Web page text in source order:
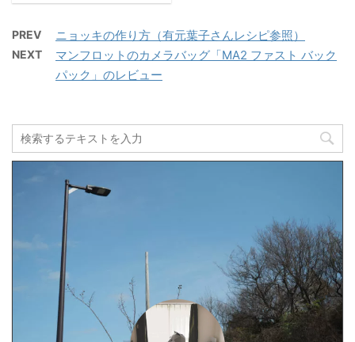
ドックスに醤油でもいい
けれど、なにかもっとい
い食べ方はないだろう
のまりえさんが「塩麹漬
けサーモン」なるものを
した。 そ ...
す。 作り方解説 ふと気
づくと、うちの奥さんが
いが漂ってきて、つい窓
際に引き寄せられてしま
を作ったので、その作り
方を動画と文章で紹介し
ます。 簡単で美味しいの
でおすすめですよん。 動
ちらの動画で↓ 文章で読
みたい方はこの続きをど
うぞ。 ピザ煮込みうどん
の材料(1人前) うどん (冷
凍、200g) 1玉 玉ねぎ
(1/8個) 30g ピーマ
ン 1個 ロースハム 4
枚 キリン 無添加野菜 48
種の濃い野菜100％
250ml コンソメ顆粒 小
さじ1.5 オリーブオイ
ル 大さじ1 ニンニク
PREV ニョッキの作り方（有元葉子さんレシピ参照）
NEXT
マンフロットのカメラバッグ「MA2 ファスト バック
パック」のレビュー